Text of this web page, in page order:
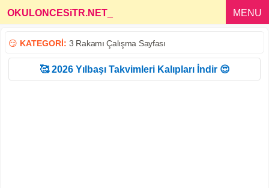
OKULONCESiTR.NET MENU
😏 KATEGORİ: 3 Rakamı Çalışma Sayfası
🥰 2026 Yılbaşı Takvimleri Kalıpları İndir 😍